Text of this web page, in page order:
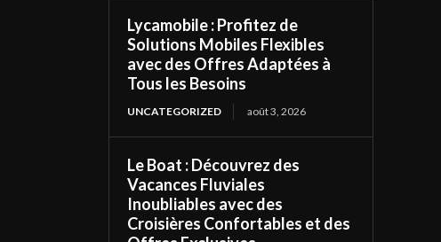
Lycamobile : Profitez de
Solutions Mobiles Flexibles
avec des Offres Adaptées à
Tous les Besoins
UNCATEGORIZED août 3, 2026
Le Boat : Découvrez des
Vacances Fluviales
Inoubliables avec des
Croisières Confortables et des